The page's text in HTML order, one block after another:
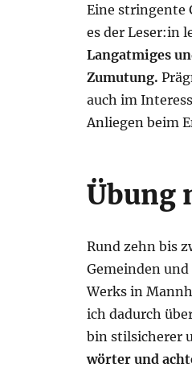
Eine strin­gen­te
es der Leser:in
Lang­at­mi­ges
Zumu­tung.
auch im
Anlie­gen beim
Übung
Rund zehn bis
Gemein­den
Werks in
ich dadurch
bin stil­si­che­rer
wör­ter und